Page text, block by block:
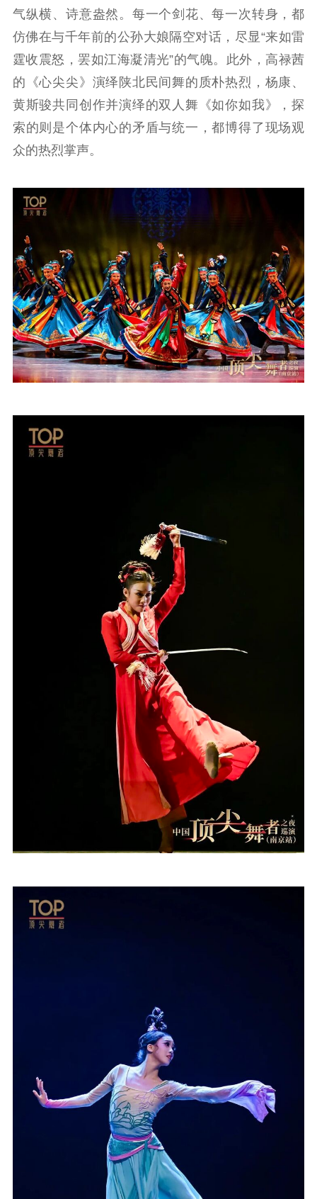
气纵横、诗意盎然。每一个剑花、每一次转身，都
仿佛在与千年前的公孙大娘隔空对话，尽显“来如雷
霆收震怒，罢如江海凝清光”的气魄。此外，高禄茜
的《心尖尖》演绎陕北民间舞的质朴热烈，杨康、
黄斯骏共同创作并演绎的双人舞《如你如我》，探
索的则是个体内心的矛盾与统一，都博得了现场观
众的热烈掌声。